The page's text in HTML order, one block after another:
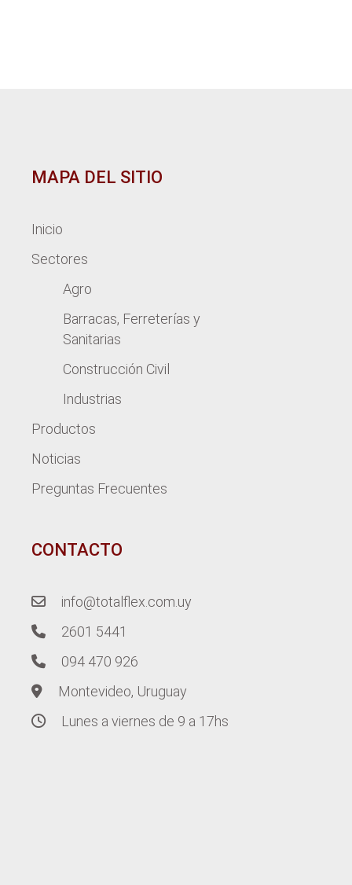
MAPA DEL SITIO
Inicio
Sectores
Agro
Barracas, Ferreterías y
Sanitarias
Construcción Civil
Industrias
Productos
Noticias
Preguntas Frecuentes
CONTACTO
info@totalflex.com.uy
2601 5441
094 470 926
Montevideo, Uruguay
Lunes a viernes de 9 a 17hs